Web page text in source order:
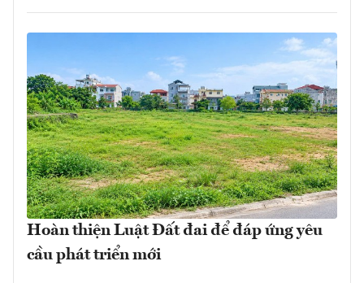
Hoàn thiện Luật Đất đai để đáp ứng yêu
cầu phát triển mới